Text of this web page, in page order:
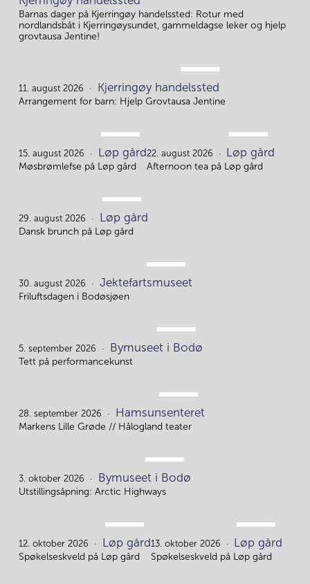
Barnas dager på Kjerringøy handelssted: Rotur med
nordlandsbåt i Kjerringøysundet, gammeldagse leker og hjelp
grovtausa Jentine!
11.
11. august 2026 Kjerringøy handelssted
Arrangement for barn: Hjelp Grovtausa Jentine
15.
15. august 2026 Løp gård
Møsbrømlefse på Løp gård
22.
22. august 2026 Løp gård
Afternoon tea på Løp gård
29.
29. august 2026 Løp gård
Dansk brunch på Løp gård
30.
30. august 2026 Jektefartsmuseet
Friluftsdagen i Bodøsjøen
5.
5. september 2026 Bymuseet i Bodø
Tett på performancekunst
28.
28. september 2026 Hamsunsenteret
Markens Lille Grøde // Hålogland teater
3.
3. oktober 2026 Bymuseet i Bodø
Utstillingsåpning: Arctic Highways
12.
12. oktober 2026 Løp gård
Spøkelseskveld på Løp gård
13.
13. oktober 2026 Løp gård
Spøkelseskveld på Løp gård